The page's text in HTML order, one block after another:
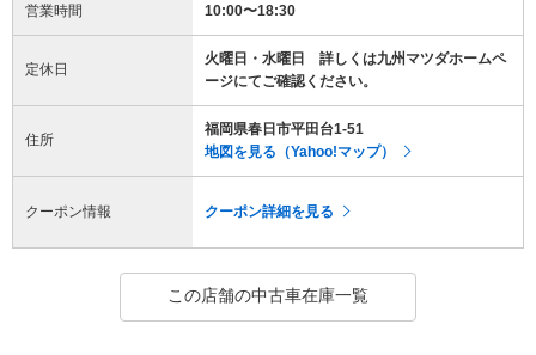
営業時間 10:00〜18:30
定休日
火曜日・水曜日 詳しくは九州マツダホームペ
ージにてご確認ください。
住所
福岡県春日市平田台1-51
地図を見る（Yahoo!マップ）
クーポン情報 クーポン詳細を見る
この店舗の中古車在庫一覧